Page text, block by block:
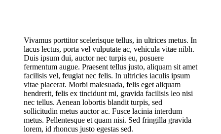
Vivamus porttitor scelerisque tellus, in ultrices metus. In
lacus lectus, porta vel vulputate ac, vehicula vitae nibh.
Duis ipsum dui, auctor nec turpis eu, posuere
fermentum augue. Praesent tellus justo, aliquam sit amet
facilisis vel, feugiat nec felis. In ultricies iaculis ipsum
vitae placerat. Morbi malesuada, felis eget aliquam
hendrerit, felis ex tincidunt mi, gravida facilisis leo nisi
nec tellus. Aenean lobortis blandit turpis, sed
sollicitudin metus auctor ac. Fusce lacinia interdum
metus. Pellentesque et quam nisi. Sed fringilla gravida
lorem, id rhoncus justo egestas sed.